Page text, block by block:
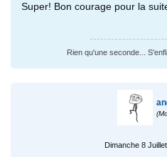
Super! Bon courage pour la
Rien qu'une seconde...
Dimanche 8